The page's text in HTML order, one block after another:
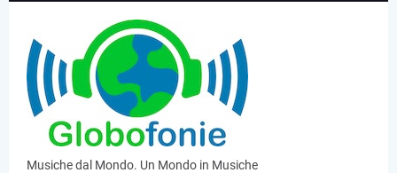
Musiche dal Mondo. Un Mondo in Musiche